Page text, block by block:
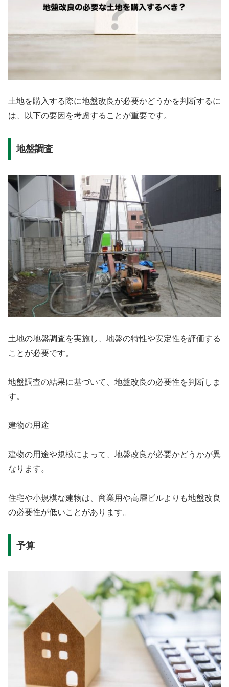
土地を購入する際に地盤改良が必要かどうかを判断するに
は、以下の要因を考慮することが重要です。
地盤調査
土地の地盤調査を実施し、地盤の特性や安定性を評価する
ことが必要です。
地盤調査の結果に基づいて、地盤改良の必要性を判断しま
す。
建物の用途
建物の用途や規模によって、地盤改良が必要かどうかが異
なります。
住宅や小規模な建物は、商業用や高層ビルよりも地盤改良
の必要性が低いことがあります。
予算